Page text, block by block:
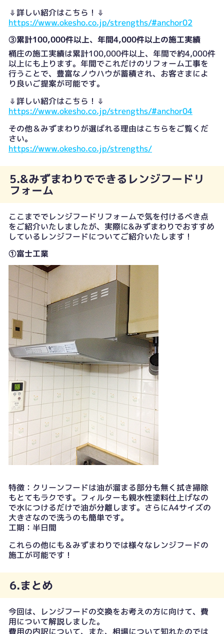
⇓詳しい紹介はこちら！⇓
https://www.okesho.co.jp/strengths/#anchor02
③累計100,000件以上、年間4,000件以上の施工実績
桶庄の施工実績は累計100,000件以上、年間で約4,000件
以上にも上ります。年間でこれだけのリフォーム工事を
行うことで、豊富なノウハウが蓄積され、お客さまによ
り良いご提案が可能です。
⇓詳しい紹介はこちら！⇓
https://www.okesho.co.jp/strengths/#anchor04
その他＆みずまわりが選ばれる理由はこちらをご覧くだ
さい。
https://www.okesho.co.jp/strengths/
5.&みずまわりでできるレンジフードリ
フォーム
ここまででレンジフードリフォームで気を付けるべき点
をご紹介いたしましたが、実際に&みずまわりでおすすめ
しているレンジフードについてご紹介いたします！
①富士工業
特徴：クリーンフードは油が溜まる部分も無く拭き掃除
もとてもラクです。フィルターも親水性塗料仕上げなの
で水につけるだけで油が分離します。さらにA4サイズの
大きさなので洗うのも簡単です。
工期：半日間
これらの他にも＆みずまわりでは様々なレンジフードの
施工が可能です！
6.まとめ
今回は、レンジフードの交換をお考えの方に向けて、費
用について解説しました。
費用の内訳について、また、相場について知れたのでは